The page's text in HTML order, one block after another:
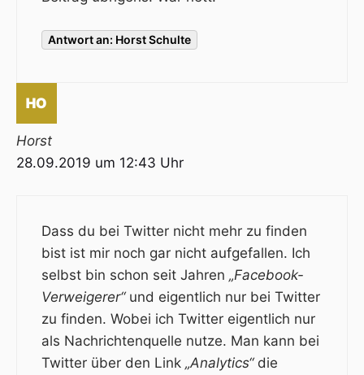
Antwort an: Horst Schulte
Horst
28.09.2019 um 12:43 Uhr
Dass du bei Twitter nicht mehr zu finden
bist ist mir noch gar nicht aufgefallen. Ich
selbst bin schon seit Jahren „Facebook-
Verweigerer“und eigentlich nur bei Twitter
zu finden. Wobei ich Twitter eigentlich nur
als Nachrichtenquelle nutze. Man kann bei
Twitter über den Link „Analytics“die